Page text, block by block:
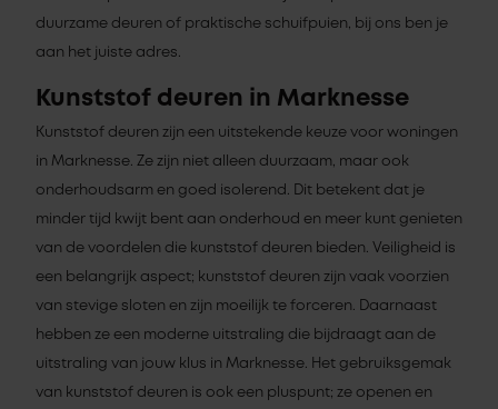
duurzame deuren of praktische schuifpuien, bij ons ben je
aan het juiste adres.
Kunststof deuren in Marknesse
Kunststof deuren zijn een uitstekende keuze voor woningen
in Marknesse. Ze zijn niet alleen duurzaam, maar ook
onderhoudsarm en goed isolerend. Dit betekent dat je
minder tijd kwijt bent aan onderhoud en meer kunt genieten
van de voordelen die kunststof deuren bieden. Veiligheid is
een belangrijk aspect; kunststof deuren zijn vaak voorzien
van stevige sloten en zijn moeilijk te forceren. Daarnaast
hebben ze een moderne uitstraling die bijdraagt aan de
uitstraling van jouw klus in Marknesse. Het gebruiksgemak
van kunststof deuren is ook een pluspunt; ze openen en